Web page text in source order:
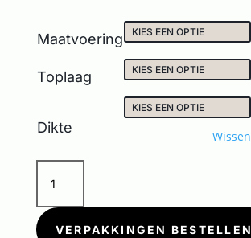
Maatvoering
Toplaag
Dikte
Wissen
COLOR
WHITE
aantalVERPAKKINGEN BESTELLEN